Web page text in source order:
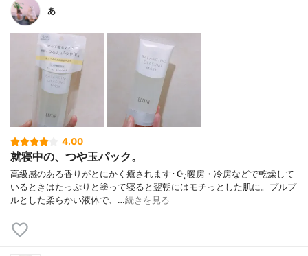
あ
4.00
就寝中の、つや玉パック。
高級感のある香りがとにかく癒されます･☪︎·̩͙暖房・冷房などで乾燥して
いるときはたっぷりと塗って寝ると翌朝にはモチっとした肌に。プルプ
ルとした柔らかい液体で、…続きを見る